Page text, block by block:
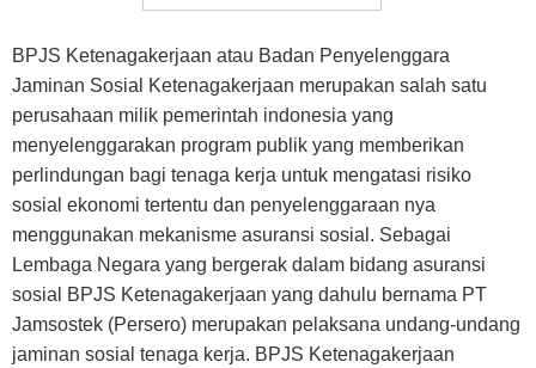
BPJS Ketenagakerjaan atau Badan Penyelenggara
Jaminan Sosial Ketenagakerjaan merupakan salah satu
perusahaan milik pemerintah indonesia yang
menyelenggarakan program publik yang memberikan
perlindungan bagi tenaga kerja untuk mengatasi risiko
sosial ekonomi tertentu dan penyelenggaraan nya
menggunakan mekanisme asuransi sosial. Sebagai
Lembaga Negara yang bergerak dalam bidang asuransi
sosial BPJS Ketenagakerjaan yang dahulu bernama PT
Jamsostek (Persero) merupakan pelaksana undang-undang
jaminan sosial tenaga kerja. BPJS Ketenagakerjaan